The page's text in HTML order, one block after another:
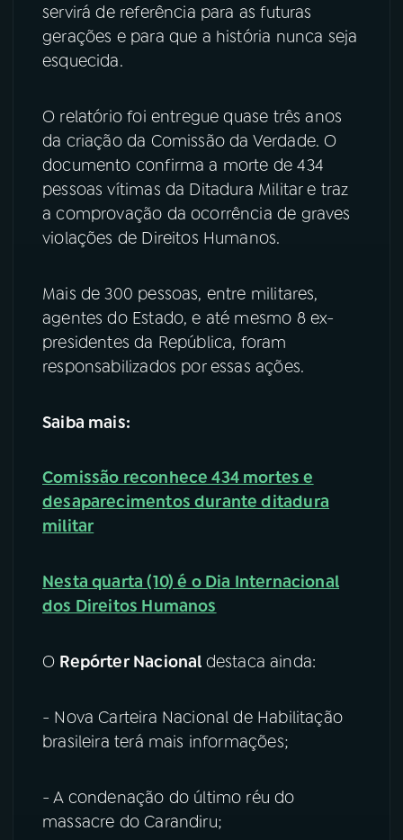
ACOMPANHE A RÁDIO NACIONAL
YouTube
TikTok
servirá de referência para as futuras
gerações e para que a história nunca seja
esquecida.
O relatório foi entregue quase três anos
da criação da Comissão da Verdade. O
documento confirma a morte de 434
pessoas vítimas da Ditadura Militar e traz
a comprovação da ocorrência de graves
violações de Direitos Humanos.
Mais de 300 pessoas, entre militares,
agentes do Estado, e até mesmo 8 ex-
presidentes da República, foram
responsabilizados por essas ações.
Saiba mais:
Comissão reconhece 434 mortes e
desaparecimentos durante ditadura
militar
Nesta quarta (10) é o Dia Internacional
dos Direitos Humanos
O Repórter Nacional destaca ainda:
- Nova Carteira Nacional de Habilitação
brasileira terá mais informações;
- A condenação do último réu do
massacre do Carandiru;